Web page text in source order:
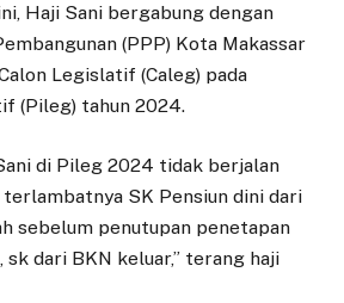
Haji Sani bergabung dengan
(PPP) Kota Makassar
Legislatif (Caleg) pada
(Pileg) tahun 2024.
di Pileg 2024 tidak berjalan
terlambatnya SK Pensiun dini dari
sebelum penutupan penetapan
dari BKN keluar,” terang haji